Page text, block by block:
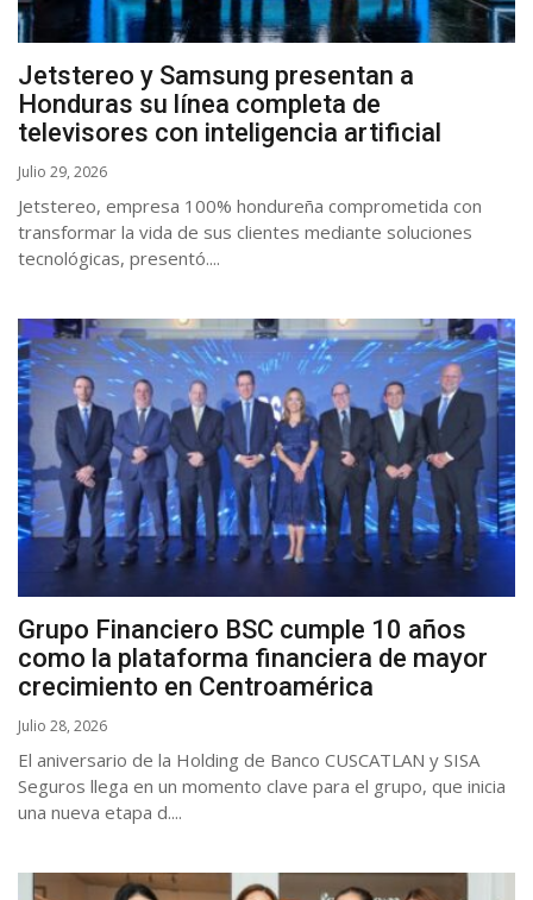
Jetstereo y Samsung presentan a
Honduras su línea completa de
televisores con inteligencia artificial
Julio 29, 2026
Jetstereo, empresa 100% hondureña comprometida con
transformar la vida de sus clientes mediante soluciones
tecnológicas, presentó....
Grupo Financiero BSC cumple 10 años
como la plataforma financiera de mayor
crecimiento en Centroamérica
Julio 28, 2026
El aniversario de la Holding de Banco CUSCATLAN y SISA
Seguros llega en un momento clave para el grupo, que inicia
una nueva etapa d....